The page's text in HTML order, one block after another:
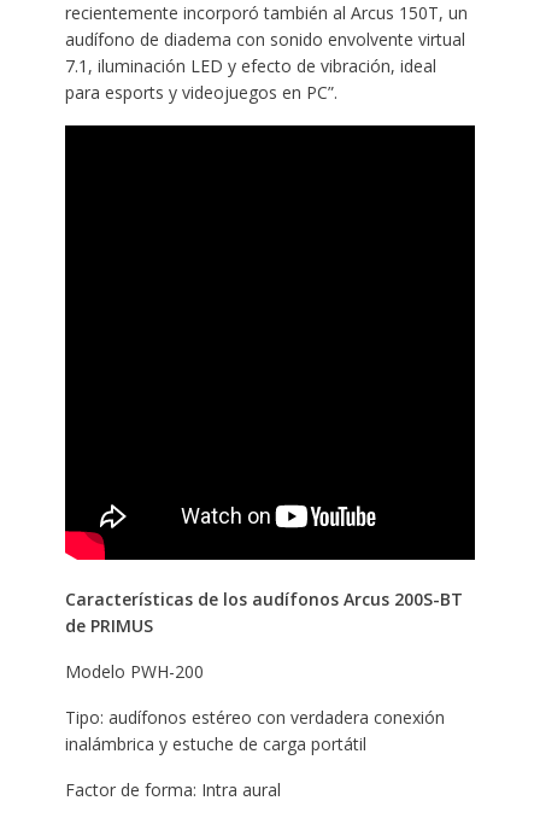
recientemente incorporó también al Arcus 150T, un
audífono de diadema con sonido envolvente virtual
7.1, iluminación LED y efecto de vibración, ideal
para esports y videojuegos en PC”.
Características de los audífonos Arcus 200S-BT
de PRIMUS
Modelo PWH-200
Tipo: audífonos estéreo con verdadera conexión
inalámbrica y estuche de carga portátil
Factor de forma: Intra aural